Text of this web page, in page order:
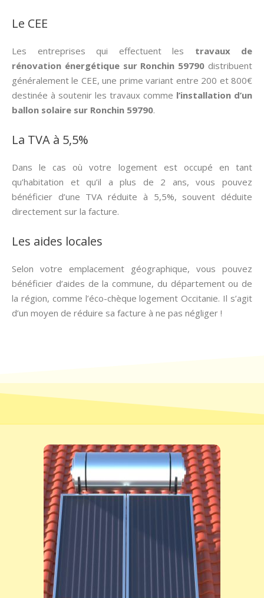
Le CEE
Les entreprises qui effectuent les travaux de
rénovation énergétique sur Ronchin 59790 distribuent
généralement le CEE, une prime variant entre 200 et 800€
destinée à soutenir les travaux comme l’installation d’un
ballon solaire sur Ronchin 59790.
La TVA à 5,5%
Dans le cas où votre logement est occupé en tant
qu’habitation et qu’il a plus de 2 ans, vous pouvez
bénéficier d’une TVA réduite à 5,5%, souvent déduite
directement sur la facture.
Les aides locales
Selon votre emplacement géographique, vous pouvez
bénéficier d’aides de la commune, du département ou de
la région, comme l’éco-chèque logement Occitanie. Il s’agit
d’un moyen de réduire sa facture à ne pas négliger !